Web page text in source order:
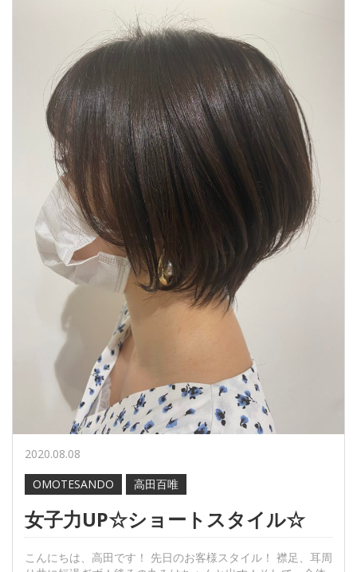
2020.08.08
OMOTESANDO
高田百唯
女子力UP☆ショートスタイル☆
こんにちは、高田です！ 先日のお客様スタイル！ 襟足、耳周